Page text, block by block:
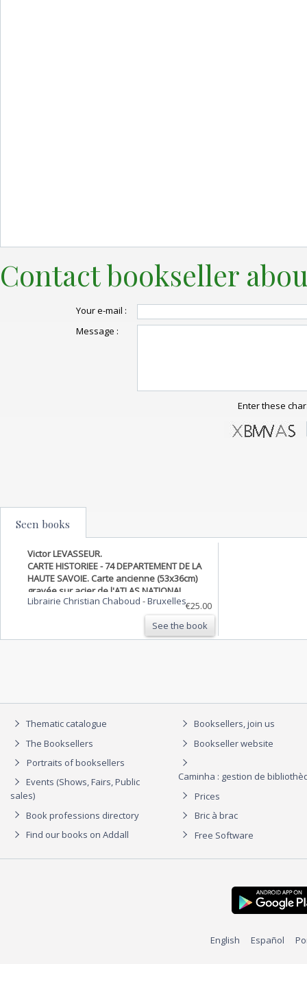
Contact bookseller
Your e-mail :
Message :
Enter these
Seen books
Victor LEVASSEUR.
CARTE HISTORIEE - 74 DEPARTEMENT DE LA
HAUTE SAVOIE. Carte ancienne (53x36cm)
gravée sur acier de l'ATLAS NATIONAL
ILLUSTRÉ de Victor LEVASSEUR. 1852. Coloris
Librairie Christian Chaboud -Bruxelles€25.00
See the book
Thematic catalogue
The Booksellers
Portraits of booksellers
Events (Shows, Fairs, Public
sales)
Book professions directory
Find our books on Addall
Booksellers, join us
Bookseller website
Caminha : gestion de
Prices
Bric à brac
Free Software
English Español